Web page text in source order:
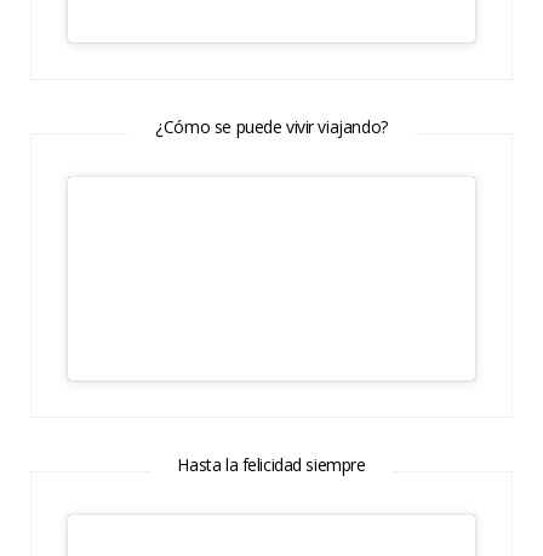
¿Cómo se puede vivir viajando?
Hasta la felicidad siempre